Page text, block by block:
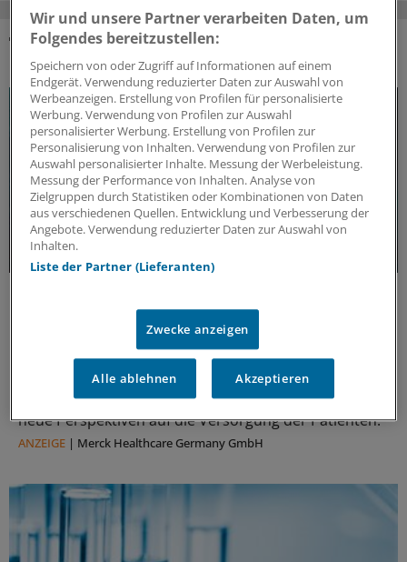
DAS KÖNNTE SIE AUCH INTERESSIEREN
Update Multiple Sklerose: Aktuelle
Erkenntnisse und Entwicklungen
Multiple Sklerose (MS) kann weitreichende
Auswirkungen auf körperliche und kognitive
Fähigkeiten haben. Aktuelle Erkenntnisse eröffnen
neue Perspektiven auf die Versorgung der Patienten.
ANZEIGE | Merck Healthcare Germany GmbH
Wir und unsere Partner verarbeiten Daten, um
Folgendes bereitzustellen:
Speichern von oder Zugriff auf Informationen auf einem
Endgerät. Verwendung reduzierter Daten zur Auswahl von
Werbeanzeigen. Erstellung von Profilen für personalisierte
Werbung. Verwendung von Profilen zur Auswahl
personalisierter Werbung. Erstellung von Profilen zur
Personalisierung von Inhalten. Verwendung von Profilen zur
Auswahl personalisierter Inhalte. Messung der Werbeleistung.
Messung der Performance von Inhalten. Analyse von
Zielgruppen durch Statistiken oder Kombinationen von Daten
aus verschiedenen Quellen. Entwicklung und Verbesserung der
Angebote. Verwendung reduzierter Daten zur Auswahl von
Inhalten.
Liste der Partner (Lieferanten)
Zwecke anzeigen
Alle ablehnen Akzeptieren